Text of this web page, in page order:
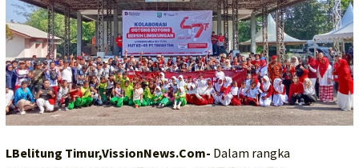
LBelitung Timur,VissionNews.Com- Dalam rangka